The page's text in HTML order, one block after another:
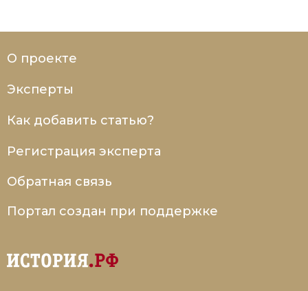
О проекте
Эксперты
Как добавить статью?
Регистрация эксперта
Обратная связь
Портал создан при поддержке